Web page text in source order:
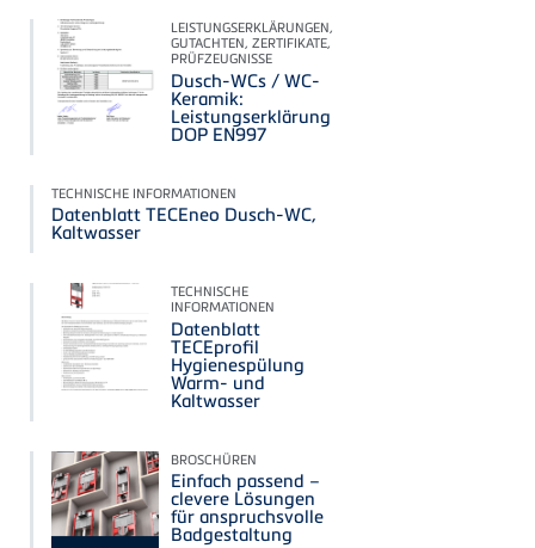
LEISTUNGSERKLÄRUNGEN,
GUTACHTEN, ZERTIFIKATE,
PRÜFZEUGNISSE
Dusch-WCs / WC-
Keramik:
Leistungserklärung
DOP EN997
TECHNISCHE INFORMATIONEN
Datenblatt TECEneo Dusch-WC,
Kaltwasser
TECHNISCHE
INFORMATIONEN
Datenblatt
TECEprofil
Hygienespülung
Warm- und
Kaltwasser
BROSCHÜREN
Einfach passend –
clevere Lösungen
für anspruchsvolle
Badgestaltung